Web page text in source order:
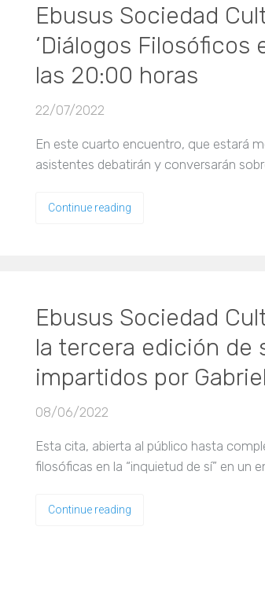
Ebusus Sociedad
‘Diálogos Filosóficos
las 20:00 horas
22/07/2022
En este cuarto encuentro, que estará
asistentes debatirán y conversarán
Continue reading
Ebusus Sociedad
la tercera edición de
impartidos por
08/06/2022
Esta cita, abierta al público hasta
filosóficas en la “inquietud de sí” en un
Continue reading